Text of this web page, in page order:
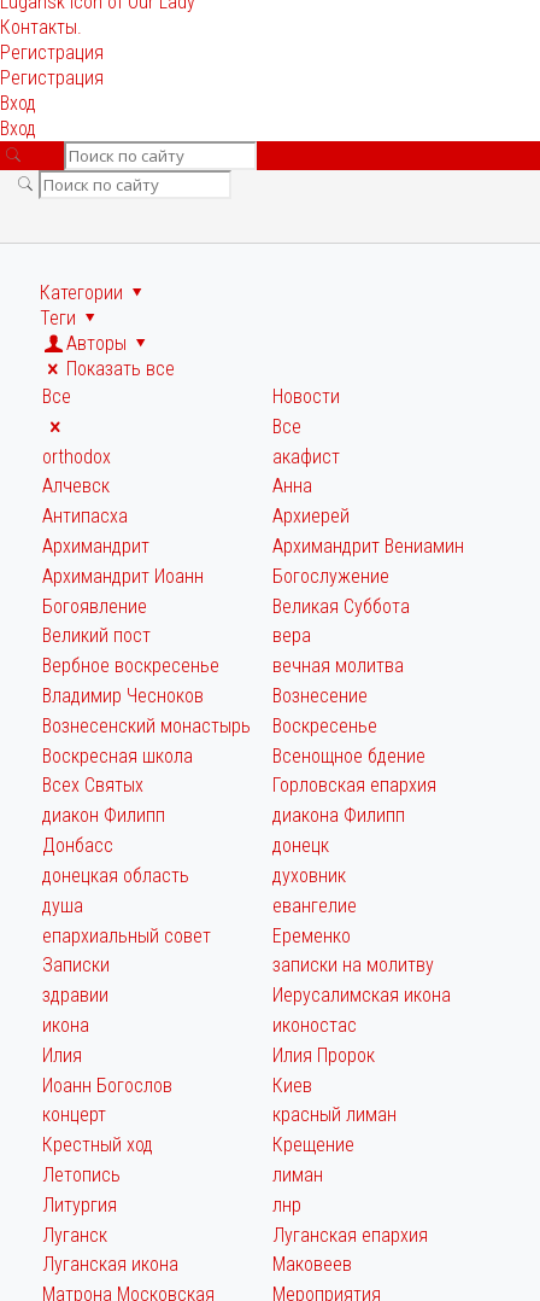
Контакты.
Регистрация
Регистрация
Вход
Вход
Категории
Теги
Авторы
Показать все
Все
Новости
Все
orthodox
акафист
Алчевск
Анна
Антипасха
Архиерей
Архимандрит
Архимандрит Вениамин
Архимандрит Иоанн
Богослужение
Богоявление
Великая Суббота
Великий пост
вера
Вербное воскресенье
вечная молитва
Владимир Чесноков
Вознесение
Вознесенский монастырь
Воскресенье
Воскресная школа
Всенощное бдение
Всех Святых
Горловская епархия
диакон Филипп
диакона Филипп
Донбасс
донецк
донецкая область
духовник
душа
евангелие
епархиальный совет
Еременко
Записки
записки на молитву
здравии
Иерусалимская икона
икона
иконостас
Илия
Илия Пророк
Иоанн Богослов
Киев
концерт
красный лиман
Крестный ход
Крещение
Летопись
лиман
Литургия
лнр
Луганск
Луганская епархия
Луганская икона
Маковеев
Матрона Московская
Мероприятия